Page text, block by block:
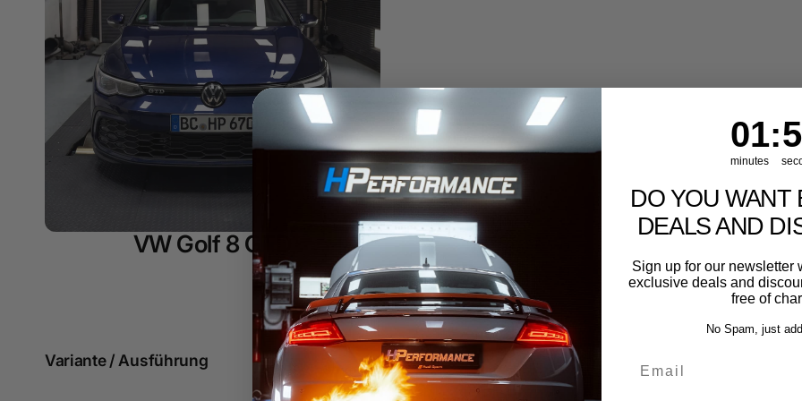
VW Golf 8 GTD
Produktraster
Variante / Ausführung 3 Produkte
1
01
minutes
: 56
DO YOU WANT
DEALS AND
Sign up for our newsletter
exclusive deals and
free of
No Spam, just